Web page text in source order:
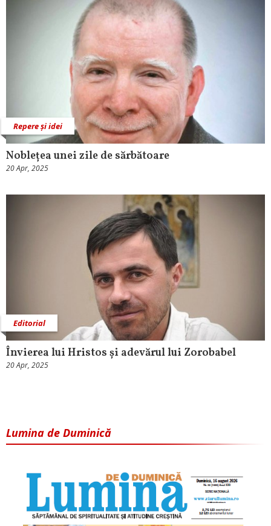
Repere și idei
Noblețea unei zile de sărbătoare
20 Apr, 2025
Editorial
Învierea lui Hristos și adevărul lui Zorobabel
20 Apr, 2025
Lumina de Duminică